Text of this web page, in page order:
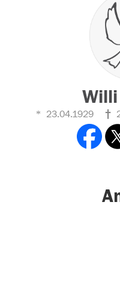
23.04.1929